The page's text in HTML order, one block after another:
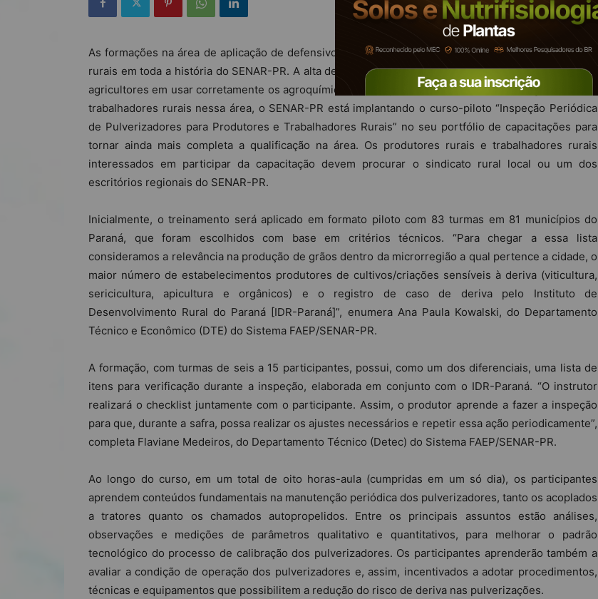
As formações na área de aplicação de defensivos agrícolas são as mais procuradas por produtores
rurais em toda a história do SENAR-PR. A alta demanda demonstra uma preocupação constante dos
agricultores em usar corretamente os agroquímicos. Para aprimorar as habilidades de agricultores e
trabalhadores rurais nessa área, o SENAR-PR está implantando o curso-piloto “Inspeção Periódica
de Pulverizadores para Produtores e Trabalhadores Rurais” no seu portfólio de capacitações para
tornar ainda mais completa a qualificação na área. Os produtores rurais e trabalhadores rurais
interessados em participar da capacitação devem procurar o sindicato rural local ou um dos
escritórios regionais do SENAR-PR.
Inicialmente, o treinamento será aplicado em formato piloto com 83 turmas em 81 municípios do
Paraná, que foram escolhidos com base em critérios técnicos. “Para chegar a essa lista
consideramos a relevância na produção de grãos dentro da microrregião a qual pertence a cidade, o
maior número de estabelecimentos produtores de cultivos/criações sensíveis à deriva (viticultura,
sericicultura, apicultura e orgânicos) e o registro de caso de deriva pelo Instituto de
Desenvolvimento Rural do Paraná [IDR-Paraná]”, enumera Ana Paula Kowalski, do Departamento
Técnico e Econômico (DTE) do Sistema FAEP/SENAR-PR.
A formação, com turmas de seis a 15 participantes, possui, como um dos diferenciais, uma lista de
itens para verificação durante a inspeção, elaborada em conjunto com o IDR-Paraná. “O instrutor
realizará o checklist juntamente com o participante. Assim, o produtor aprende a fazer a inspeção
para que, durante a safra, possa realizar os ajustes necessários e repetir essa ação periodicamente”,
completa Flaviane Medeiros, do Departamento Técnico (Detec) do Sistema FAEP/SENAR-PR.
Ao longo do curso, em um total de oito horas-aula (cumpridas em um só dia), os participantes
aprendem conteúdos fundamentais na manutenção periódica dos pulverizadores, tanto os acoplados
a tratores quanto os chamados autopropelidos. Entre os principais assuntos estão análises,
observações e medições de parâmetros qualitativo e quantitativos, para melhorar o padrão
tecnológico do processo de calibração dos pulverizadores. Os participantes aprenderão também a
avaliar a condição de operação dos pulverizadores e, assim, incentivados a adotar procedimentos,
técnicas e equipamentos que possibilitem a redução do risco de deriva nas pulverizações.